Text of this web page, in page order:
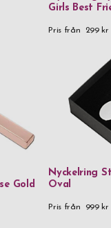
Girls Best
Pris från 299 kr
Gold
Nyckelring
Oval
Pris från 999 kr